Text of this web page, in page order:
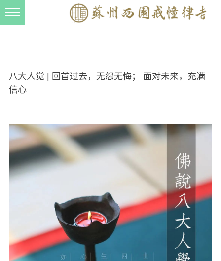
寺院管理
戒幢春秋
档案管理
法音宣流
音频视频
弘法书籍
助印功德
八大人觉 | 回首过去，无怨无悔； 面对未来，充满
信心